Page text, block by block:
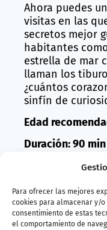
Para ofrecer las mejores
cookies para almacenar y/
consentimiento de estas
el comportamiento de
Ahora puedes
visitas en las
secretos mejor
habitantes
estrella de mar
llaman los
¿cuántos
sinfín de
Edad
Duración: 90 min
Fechas: sábado
Horario: 12:15
Precio: +7€
Acuario o con tu